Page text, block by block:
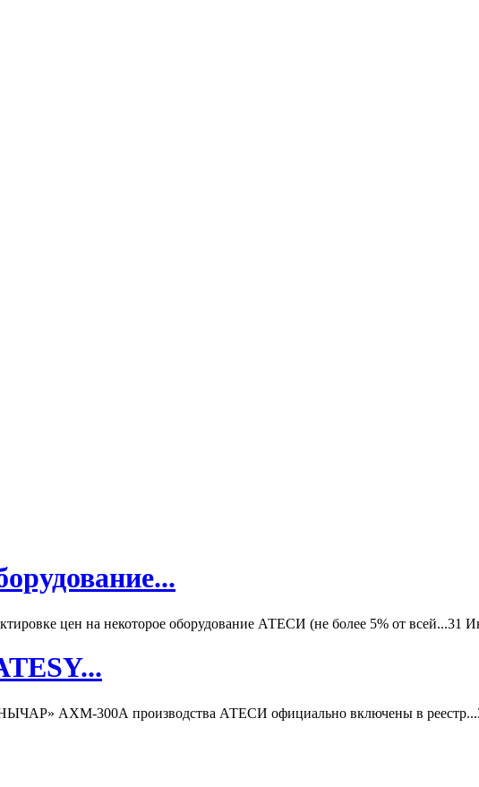
цен на некоторое оборудование АТЕСИ (не более 5% от всей...31
АХМ-300А производства АТЕСИ официально включены в реестр...